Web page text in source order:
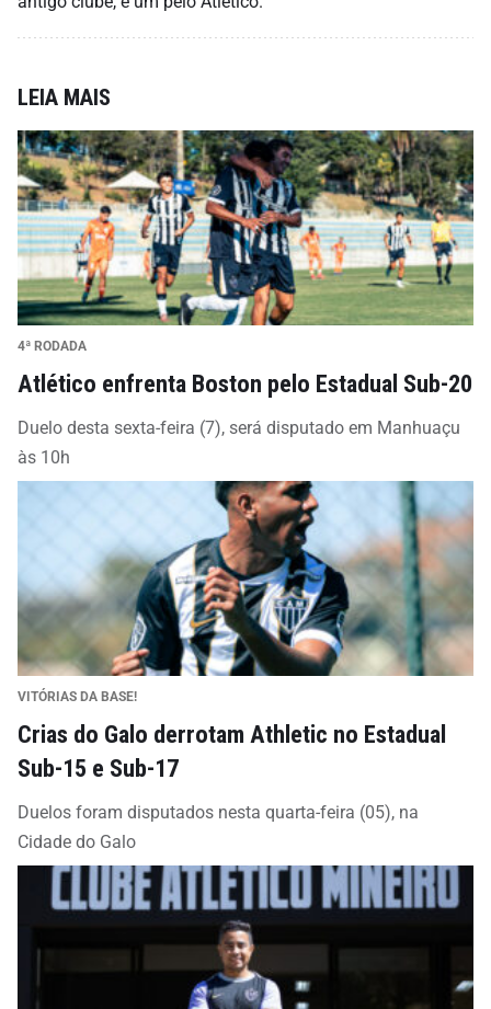
LEIA MAIS
4ª RODADA
Atlético enfrenta Boston pelo Estadual Sub-20
Duelo desta sexta-feira (7), será disputado em Manhuaçu
às 10h
VITÓRIAS DA BASE!
Crias do Galo derrotam Athletic no Estadual
Sub-15 e Sub-17
Duelos foram disputados nesta quarta-feira (05), na
Cidade do Galo